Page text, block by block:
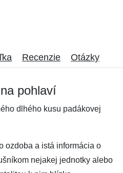
Recenzie Otázky
pohlaví
dlhého kusu padákovej
ozdoba a istá informácia o
nejakej jednotky alebo